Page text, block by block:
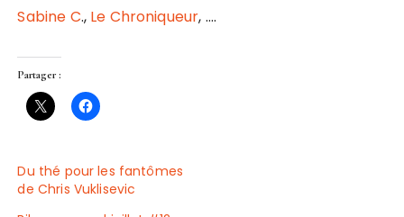
Sabine C., Le Chroniqueur, ….
Partager :
Du thé pour les fantômes
de Chris Vuklisevic